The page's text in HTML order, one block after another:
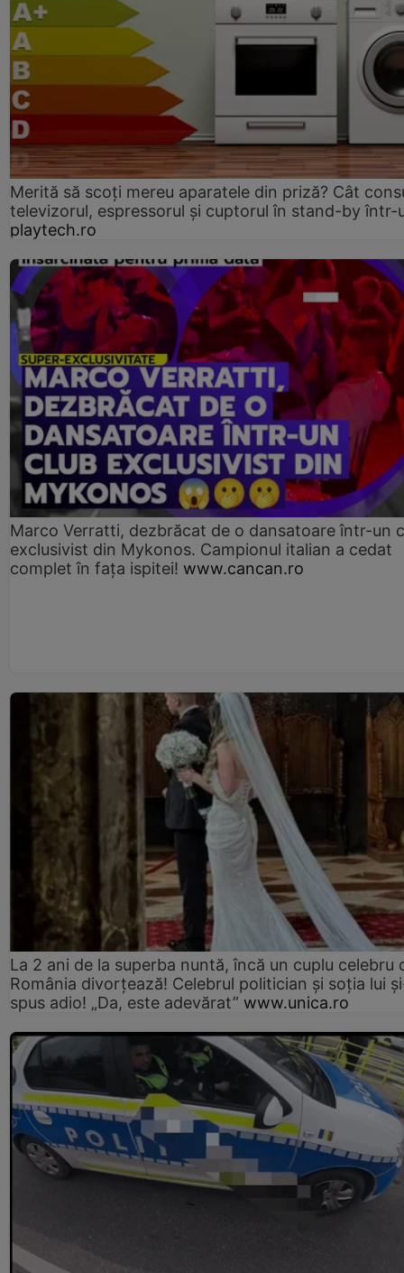
Merită să scoți mereu aparatele din priză? Cât
televizorul, espressorul și cuptorul în stand-by într-
playtech.ro
Marco Verratti, dezbrăcat de o dansatoare într-un
exclusivist din Mykonos. Campionul italian a cedat
complet în fața ispitei! www.cancan.ro
La 2 ani de la superba nuntă, încă un cuplu celebru
România divorțează! Celebrul politician și soția lui
spus adio! „Da, este adevărat” www.unica.ro